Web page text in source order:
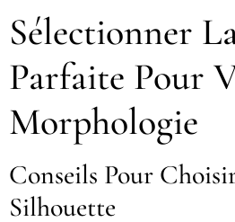
Sélectionner
Parfaite Pour
Morphologie
Conseils Pour
Silhouette